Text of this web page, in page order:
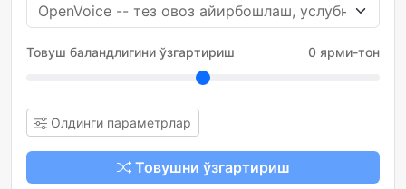
Товуш баландлигини ўзгартириш 0 ярми-тон
Олдинги параметрлар
Товушни ўзгартириш